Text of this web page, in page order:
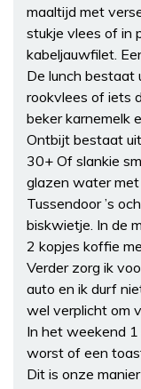
maaltijd met
stukje vlees of in
kabeljauwfilet.
De lunch bestaat
rookvlees of iets
beker karnemelk
Ontbijt bestaat
30+ Of slankie
glazen water met
Tussendoor ’s
biskwietje. In de
2 kopjes koffie
Verder zorg ik
auto en ik durf
wel verplicht om
In het weekend
worst of een
Dit is onze